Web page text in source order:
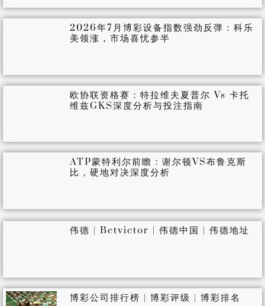
2026年7月博彩设备指数强劲反弹：科乐
美领涨，市场喜忧参半
欧协联资格赛：特拉维夫夏普尔 Vs 卡托
维兹GKS深度分析与投注指南
ATP蒙特利尔前瞻：谢尔顿VS布鲁克斯
比，硬地对决深度分析
伟德 | Betvictor | 伟德中国 | 伟德地址
博彩公司排行榜 | 博彩评级 | 博彩排名